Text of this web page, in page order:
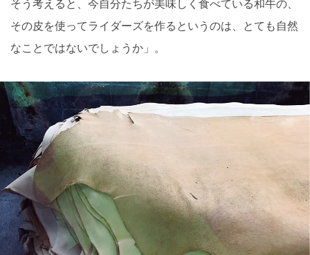
そう考えると、今自分たちが美味しく食べている和牛の、
その皮を使ってライダーズを作るというのは、とても自然
なことではないでしょうか」。